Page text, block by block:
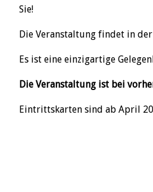
Sie!
Die Veranstaltung findet in
Es ist eine einzigartige
Die Veranstaltung ist bei
Eintrittskarten sind ab April